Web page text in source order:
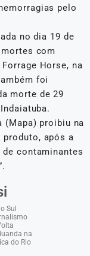
pelo
no dia 19 de
com
Horse, na
foi
morte de 29
(Mapa) proibiu na
produto, após a
contaminantes
Sul
na
do Rio